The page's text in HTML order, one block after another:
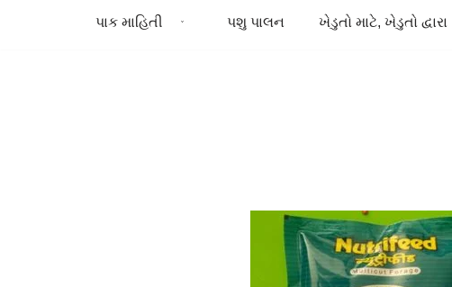
પાક માહિતી પશુ પાલન ખેડુતો માટે, ખેડુતો દ્વારા